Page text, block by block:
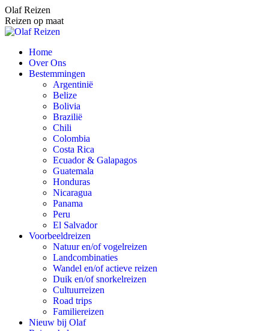
Spring
naar
content
Olaf Reizen
Reizen op maat
Home
Over Ons
Bestemmingen
Argentinië
Belize
Bolivia
Brazilië
Chili
Colombia
Costa Rica
Ecuador & Galapagos
Guatemala
Honduras
Nicaragua
Panama
Peru
El Salvador
Voorbeeldreizen
Natuur en/of vogelreizen
Landcombinaties
Wandel en/of actieve reizen
Duik en/of snorkelreizen
Cultuurreizen
Road trips
Familiereizen
Nieuw bij Olaf